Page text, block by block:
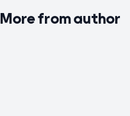
More from author